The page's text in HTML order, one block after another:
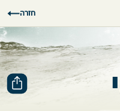
חזרה